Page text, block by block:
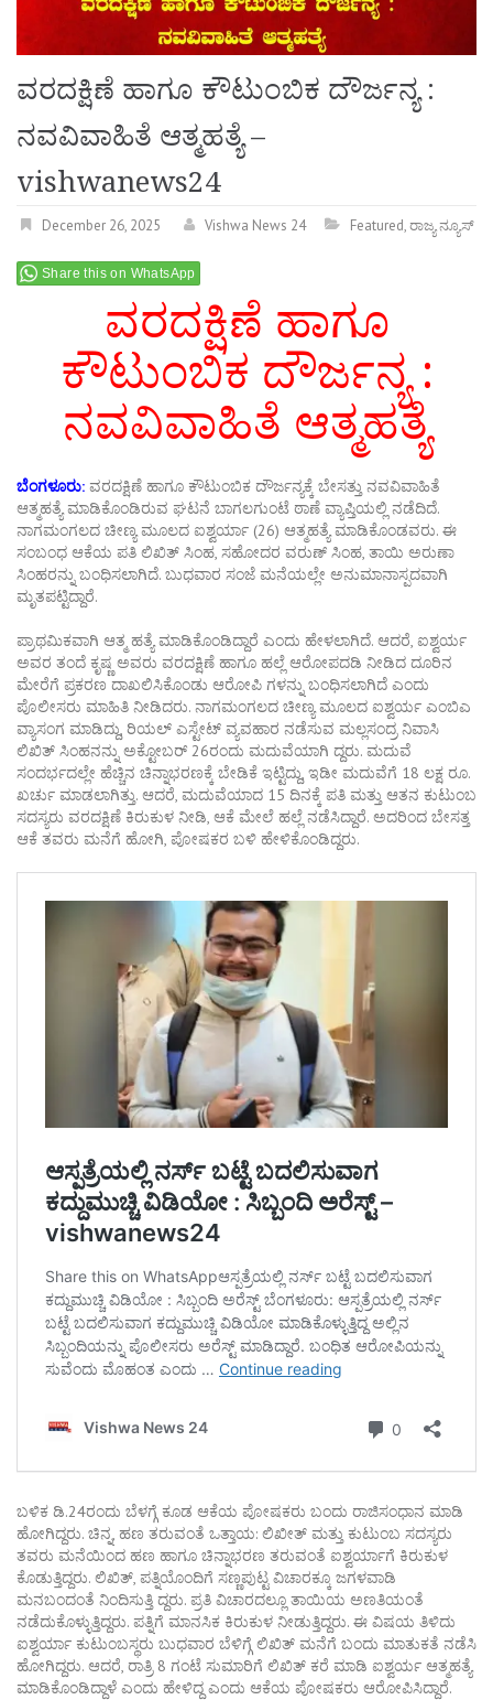
ವರದಕ್ಷಿಣೆ ಹಾಗೂ ಕೌಟುಂಬಿಕ ದೌರ್ಜನ್ಯ :
ನವವಿವಾಹಿತೆ ಆತ್ಮಹತ್ಯೆ –
vishwanews24
December 26, 2025 Vishwa News 24 Featured,ರಾಜ್ಯ ನ್ಯೂಸ್
Share this on WhatsApp
ವರದಕ್ಷಿಣೆ ಹಾಗೂ
ಕೌಟುಂಬಿಕ ದೌರ್ಜನ್ಯ :
ನವವಿವಾಹಿತೆ ಆತ್ಮಹತ್ಯೆ
ಬೆಂಗಳೂರು: ವರದಕ್ಷಿಣೆ ಹಾಗೂ ಕೌಟುಂಬಿಕ ದೌರ್ಜನ್ಯಕ್ಕೆ ಬೇಸತ್ತು ನವವಿವಾಹಿತೆ
ಆತ್ಮಹತ್ಯೆ ಮಾಡಿಕೊಂಡಿರುವ ಘಟನೆ ಬಾಗಲಗುಂಟೆ ಠಾಣೆ ವ್ಯಾಪ್ತಿಯಲ್ಲಿ ನಡೆದಿದೆ.
ನಾಗಮಂಗಲದ ಚೀಣ್ಯ ಮೂಲದ ಐಶ್ವರ್ಯಾ (26) ಆತ್ಮಹತ್ಯೆ ಮಾಡಿಕೊಂಡವರು. ಈ
ಸಂಬಂಧ ಆಕೆಯ ಪತಿ ಲಿಖಿತ್ ಸಿಂಹ, ಸಹೋದರ ವರುಣ್ ಸಿಂಹ, ತಾಯಿ ಅರುಣಾ
ಸಿಂಹರನ್ನು ಬಂಧಿಸಲಾಗಿದೆ. ಬುಧವಾರ ಸಂಜೆ ಮನೆಯಲ್ಲೇ ಅನುಮಾನಾಸ್ಪದವಾಗಿ
ಮೃತಪಟ್ಟಿದ್ದಾರೆ.
ಪ್ರಾಥಮಿಕವಾಗಿ ಆತ್ಮ ಹತ್ಯೆ ಮಾಡಿಕೊಂಡಿದ್ದಾರೆ ಎಂದು ಹೇಳಲಾಗಿದೆ. ಆದರೆ, ಐಶ್ವರ್ಯ
ಅವರ ತಂದೆ ಕೃಷ್ಣ ಅವರು ವರದಕ್ಷಿಣೆ ಹಾಗೂ ಹಲ್ಲೆ ಆರೋಪದಡಿ ನೀಡಿದ ದೂರಿನ
ಮೇರೆಗೆ ಪ್ರಕರಣ ದಾಖಲಿಸಿಕೊಂಡು ಆರೋಪಿ ಗಳನ್ನು ಬಂಧಿಸಲಾಗಿದೆ ಎಂದು
ಪೊಲೀಸರು ಮಾಹಿತಿ ನೀಡಿದರು. ನಾಗಮಂಗಲದ ಚೀಣ್ಯ ಮೂಲದ ಐಶ್ವರ್ಯ ಎಂಬಿಎ
ವ್ಯಾಸಂಗ ಮಾಡಿದ್ದು, ರಿಯಲ್ ಎಸ್ಟೇಟ್ ವ್ಯವಹಾರ ನಡೆಸುವ ಮಲ್ಲಸಂದ್ರ ನಿವಾಸಿ
ಲಿಖಿತ್ ಸಿಂಹನನ್ನು ಅಕ್ಟೋಬರ್ 26ರಂದು ಮದುವೆಯಾಗಿ ದ್ದರು. ಮದುವೆ
ಸಂದರ್ಭದಲ್ಲೇ ಹೆಚ್ಚಿನ ಚಿನ್ನಾಭರಣಕ್ಕೆ ಬೇಡಿಕೆ ಇಟ್ಟಿದ್ದು, ಇಡೀ ಮದುವೆಗೆ 18 ಲಕ್ಷ ರೂ.
ಖರ್ಚು ಮಾಡಲಾಗಿತ್ತು. ಆದರೆ, ಮದುವೆಯಾದ 15 ದಿನಕ್ಕೆ ಪತಿ ಮತ್ತು ಆತನ ಕುಟುಂಬ
ಸದಸ್ಯರು ವರದಕ್ಷಿಣೆ ಕಿರುಕುಳ ನೀಡಿ, ಆಕೆ ಮೇಲೆ ಹಲ್ಲೆ ನಡೆಸಿದ್ದಾರೆ. ಅದರಿಂದ ಬೇಸತ್ತ
ಆಕೆ ತವರು ಮನೆಗೆ ಹೋಗಿ, ಪೋಷಕರ ಬಳಿ ಹೇಳಿಕೊಂಡಿದ್ದರು.
ಬಳಿಕ ಡಿ.24ರಂದು ಬೆಳಗ್ಗೆ ಕೂಡ ಆಕೆಯ ಪೋಷಕರು ಬಂದು ರಾಜಿಸಂಧಾನ ಮಾಡಿ
ಹೋಗಿದ್ದರು. ಚಿನ್ನ, ಹಣ ತರುವಂತೆ ಒತ್ತಾಯ: ಲಿಖೀತ್ ಮತ್ತು ಕುಟುಂಬ ಸದಸ್ಯರು
ತವರು ಮನೆಯಿಂದ ಹಣ ಹಾಗೂ ಚಿನ್ನಾಭರಣ ತರುವಂತೆ ಐಶ್ವರ್ಯಾಗೆ ಕಿರುಕುಳ
ಕೊಡುತ್ತಿದ್ದರು. ಲಿಖಿತ್, ಪತ್ನಿಯೊಂದಿಗೆ ಸಣ್ಣಪುಟ್ಟ ವಿಚಾರಕ್ಕೂ ಜಗಳವಾಡಿ
ಮನಬಂದಂತೆ ನಿಂದಿಸುತ್ತಿ ದ್ದರು. ಪ್ರತಿ ವಿಚಾರದಲ್ಲೂ ತಾಯಿಯ ಅಣತಿಯಂತೆ
ನಡೆದುಕೊಳ್ಳುತ್ತಿದ್ದರು. ಪತ್ನಿಗೆ ಮಾನಸಿಕ ಕಿರುಕುಳ ನೀಡುತ್ತಿದ್ದರು. ಈ ವಿಷಯ ತಿಳಿದು
ಐಶ್ವರ್ಯಾ ಕುಟುಂಬಸ್ಥರು ಬುಧವಾರ ಬೆಳಿಗ್ಗೆ ಲಿಖಿತ್ ಮನೆಗೆ ಬಂದು ಮಾತುಕತೆ ನಡೆಸಿ
ಹೋಗಿದ್ದರು. ಆದರೆ, ರಾತ್ರಿ 8 ಗಂಟೆ ಸುಮಾರಿಗೆ ಲಿಖಿತ್ ಕರೆ ಮಾಡಿ ಐಶ್ವರ್ಯ ಆತ್ಮಹತ್ಯೆ
ಮಾಡಿಕೊಂಡಿದ್ದಾಳೆ ಎಂದು ಹೇಳಿದ್ದ ಎಂದು ಆಕೆಯ ಪೋಷಕರು ಆರೋಪಿಸಿದ್ದಾರೆ.